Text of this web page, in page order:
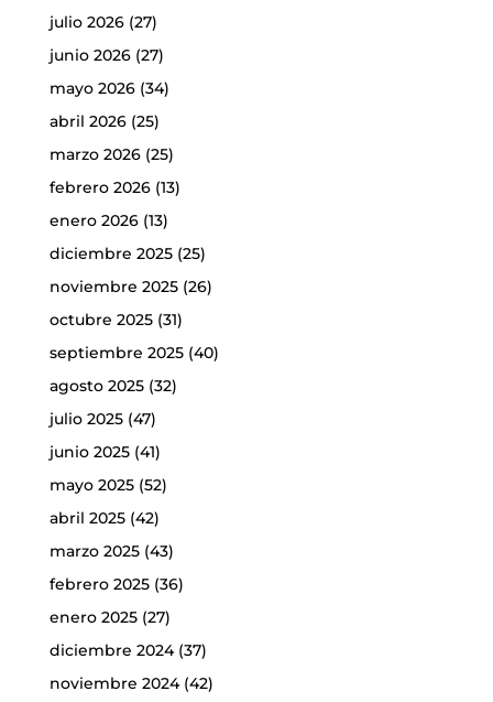
julio 2026(27)
junio 2026(27)
mayo 2026(34)
abril 2026(25)
marzo 2026(25)
febrero 2026(13)
enero 2026(13)
diciembre 2025(25)
noviembre 2025(26)
octubre 2025(31)
septiembre 2025(40)
agosto 2025(32)
julio 2025(47)
junio 2025(41)
mayo 2025(52)
abril 2025(42)
marzo 2025(43)
febrero 2025(36)
enero 2025(27)
diciembre 2024(37)
noviembre 2024(42)